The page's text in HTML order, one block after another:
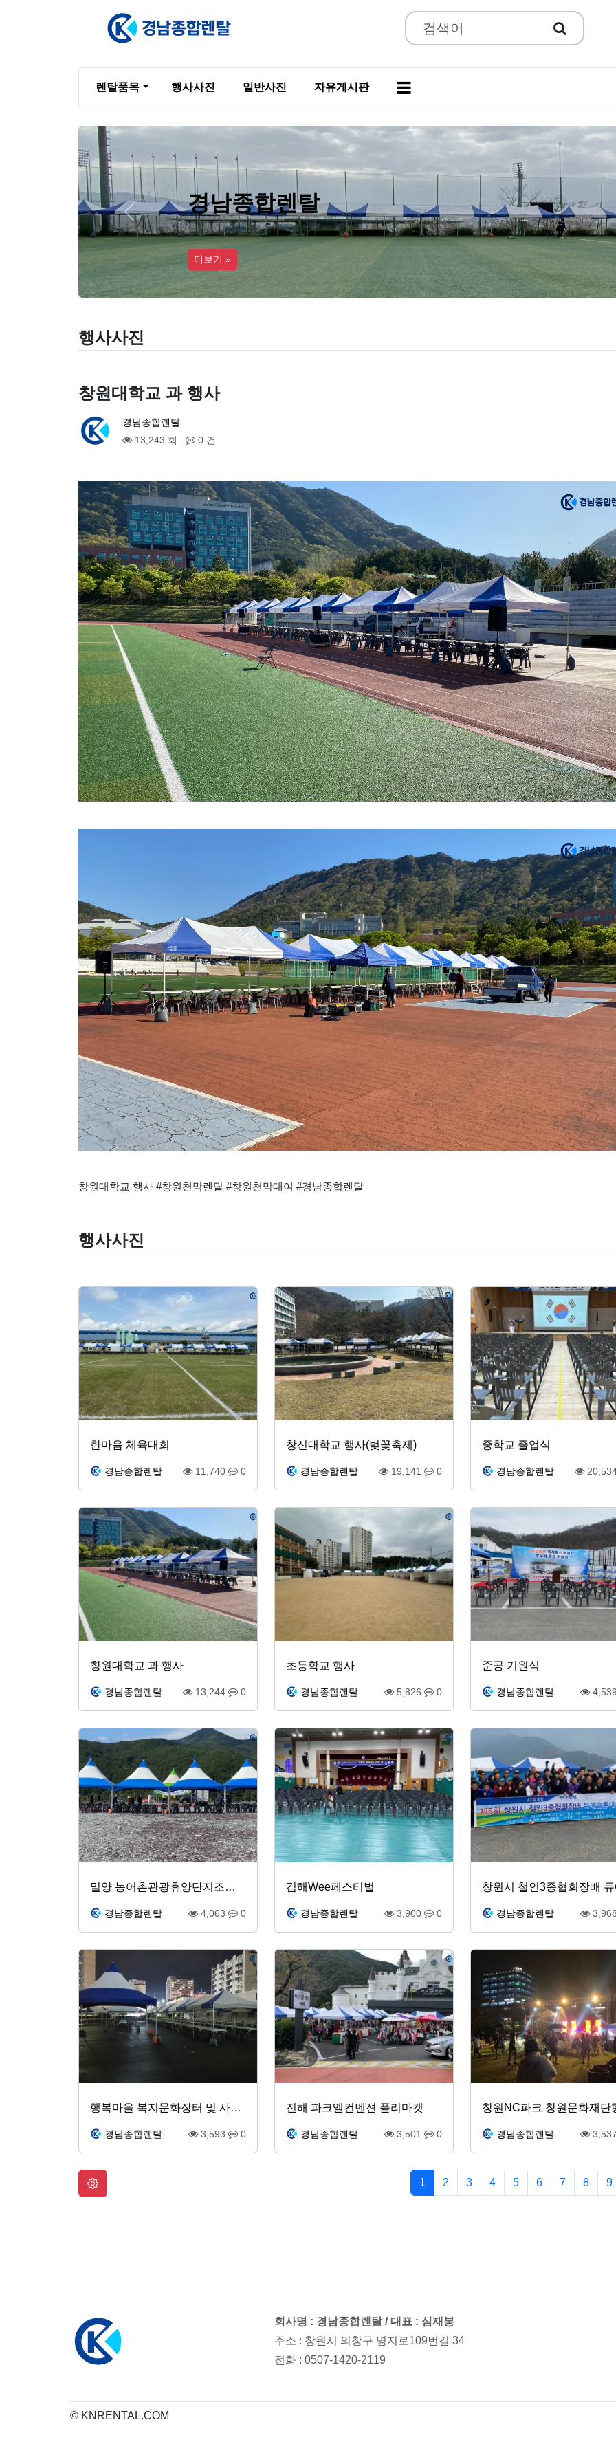
렌탈품목 행사사진 일반사진 자유게시판
경남종합렌탈
더보기 »
Previous
행사사진
창원대학교 과 행사
경남종합렌탈
13,243 회
0 건
창원대학교 행사 #창원천막렌탈 #창원천막대여 #경남종합렌탈
행사사진
한마음 체육대회
경남종합렌탈 11,740 0
창신대학교 행사(벚꽃축제)
경남종합렌탈 19,141 0
중학교 졸업식
경남종합렌탈
창원대학교 과 행사
경남종합렌탈 13,244 0
초등학교 행사
경남종합렌탈 5,826 0
준공 기원식
경남종합렌탈
밀양 농어촌관광휴양단지조성공사 안전기원제
경남종합렌탈 4,063 0
김해Wee페스티벌
경남종합렌탈 3,900 0 경남종합렌탈
행복마을 복지문화장터 및 사랑애뜰 프리마켓
경남종합렌탈 3,593 0
진해 파크엘컨벤션 플리마켓
경남종합렌탈 3,501 0
창원NC파크 창원문화재단
경남종합렌탈
1 2 3 4 5 6 7 8 9
회사명 : 경남종합렌탈 / 대표 : 심재봉
주소 : 창원시 의창구 명지로109번길 34
전화 : 0507-1420-2119
© KNRENTAL.COM